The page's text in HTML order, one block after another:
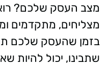
מצב העסק שלכם?
מצליחים, מתקדמים
בזמן שהעסק שלכם
שתבינו, יכול להיות